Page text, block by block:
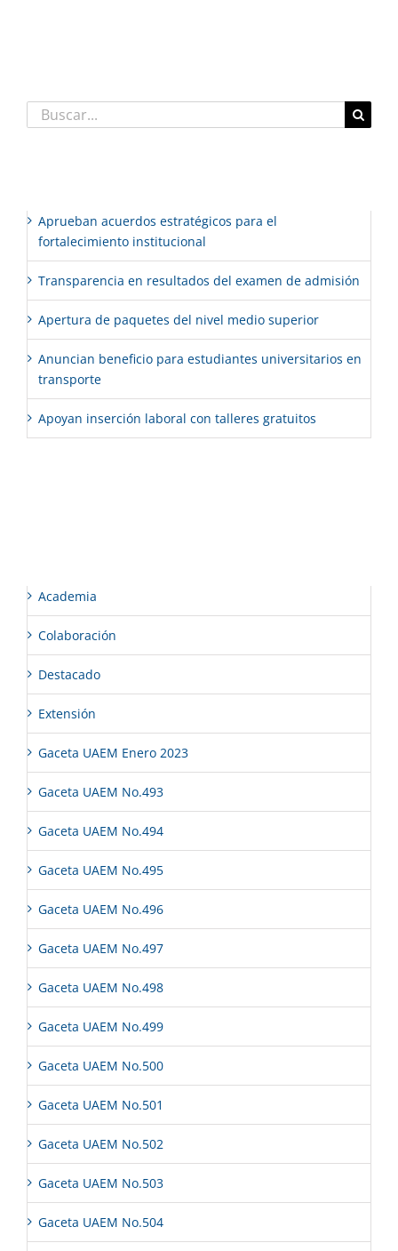
Buscar:
Aprueban acuerdos estratégicos para el
fortalecimiento institucional
Transparencia en resultados del examen de admisión
Apertura de paquetes del nivel medio superior
Anuncian beneficio para estudiantes universitarios en
transporte
Apoyan inserción laboral con talleres gratuitos
Academia
Colaboración
Destacado
Extensión
Gaceta UAEM Enero 2023
Gaceta UAEM No.493
Gaceta UAEM No.494
Gaceta UAEM No.495
Gaceta UAEM No.496
Gaceta UAEM No.497
Gaceta UAEM No.498
Gaceta UAEM No.499
Gaceta UAEM No.500
Gaceta UAEM No.501
Gaceta UAEM No.502
Gaceta UAEM No.503
Gaceta UAEM No.504